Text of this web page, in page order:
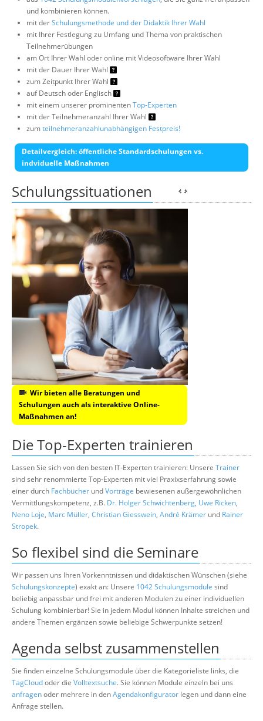
und kombinieren können.
mit derSchulungsmethode und der Didaktik Ihrer Wahl
mit Ihrer Festlegung zu Umfang und Thema von praktischen
Teilnehmerübungen
am Ort Ihrer Wahl oder online mit Videosoftware Ihrer Wahl
mit der Dauer Ihrer Wahl
zum Zeitpunkt Ihrer Wahl
auf Deutsch oder Englisch
mit einem unserer prominentenTop-Experten
mit der Teilnehmeranzahl Ihrer Wahl
zumteilnehmeranzahlunabhängigen Festpreis!
Detailvergleich: öffentliche Standardschulungen vs.
indviduelle Maßnahmen
Schulungssituationen
Wir bieten alle Beratungen und
Schulungen auch als interaktive Online-
Maßnahmen an!
Die Top-Experten trainieren
Lassen Sie sich von den besten IT-Experten trainieren: Unsere Trainer
sind sehr renommierte Top-Experten mit viel Praxixserfahrung sowie
einer durch Fachbücher undVorträge bewiesenen außergewöhnlichen
Vermittlungskompetenz, z.B. Dr. Holger Schwichtenberg, Uwe Ricken,
Neno Loje, Marc Müller, Christian Giesswein, André Krämer und Rainer
Stropek.
So flexibel sind die Seminare
Wir passen uns Ihren Vorkenntnissen und didaktischen Wünschen (siehe
Schulungskonzepte) exakt an: Unsere 1042 Schulungsmodule sind
beliebig anpassbar und frei mit anderen Modulen zu einer individuellen
Schulung kombinierbar! Sie in jedem Modul können Inhalte streichen und
andere Themen ergänzen sowie beliebige Schwerpunkte setzen!
Agenda selbst zusammenstellen
Sie finden einzelne Schulungsmodule über die Kategorieliste links, die
TagCloudoder die Volltextsuche. Sie können Module einzeln bei uns
anfragenoder mehrere in denAgendakonfigurator legen und dann eine
Anfrage stellen.